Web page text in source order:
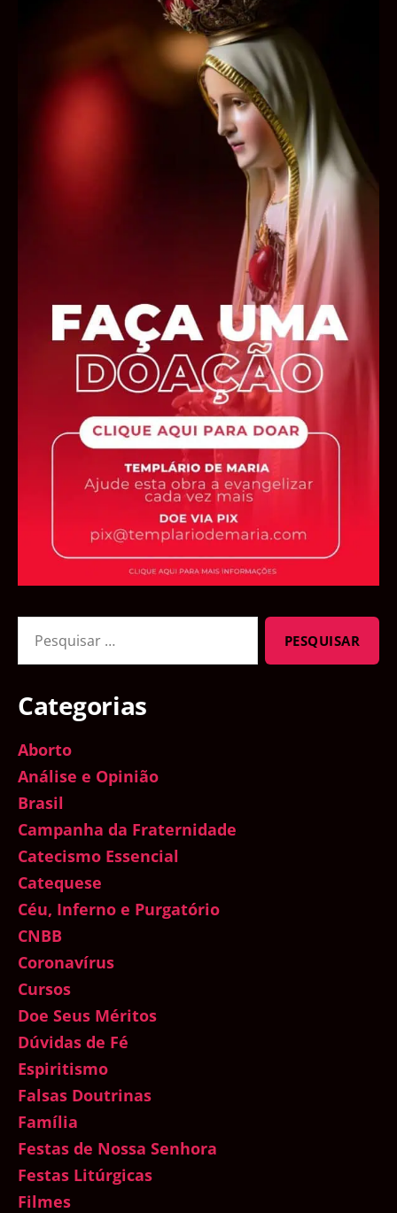
por:
Categorias
Aborto
Análise e Opinião
Brasil
Campanha da Fraternidade
Catecismo Essencial
Catequese
Céu, Inferno e Purgatório
CNBB
Coronavírus
Cursos
Doe Seus Méritos
Dúvidas de Fé
Espiritismo
Falsas Doutrinas
Família
Festas de Nossa Senhora
Festas Litúrgicas
Filmes